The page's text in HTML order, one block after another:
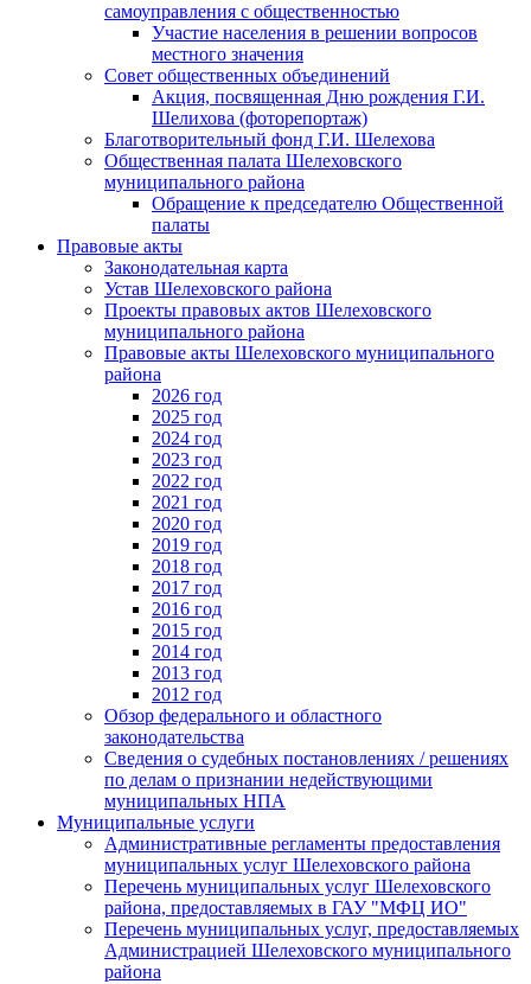
самоуправления с общественностью
Участие населения в решении вопросов
местного значения
Совет общественных объединений
Акция, посвященная Дню рождения Г.И.
Шелихова (фоторепортаж)
Благотворительный фонд Г.И. Шелехова
Общественная палата Шелеховского
муниципального района
Обращение к председателю Общественной
палаты
Правовые акты
Законодательная карта
Устав Шелеховского района
Проекты правовых актов Шелеховского
муниципального района
Правовые акты Шелеховского муниципального
района
2026 год
2025 год
2024 год
2023 год
2022 год
2021 год
2020 год
2019 год
2018 год
2017 год
2016 год
2015 год
2014 год
2013 год
2012 год
Обзор федерального и областного
законодательства
Сведения о судебных постановлениях / решениях
по делам о признании недействующими
муниципальных НПА
Муниципальные услуги
Административные регламенты предоставления
муниципальных услуг Шелеховского района
Перечень муниципальных услуг Шелеховского
района, предоставляемых в ГАУ "МФЦ ИО"
Перечень муниципальных услуг, предоставляемых
Администрацией Шелеховского муниципального
района